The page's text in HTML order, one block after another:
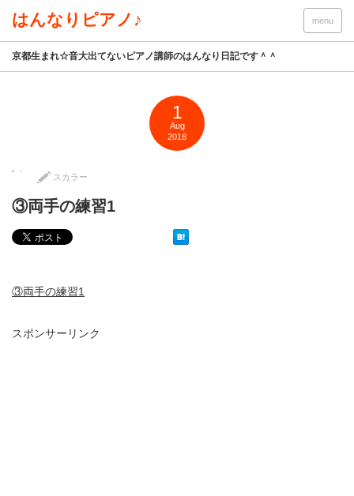
はんなりピアノ♪ menu
京都生まれ☆音大出てないピアノ講師のはんなり日記です＾＾
1
Aug
2018
スカラー
③両手の練習1
③両手の練習1
スポンサーリンク